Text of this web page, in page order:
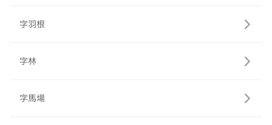
字羽根
字林
字馬場